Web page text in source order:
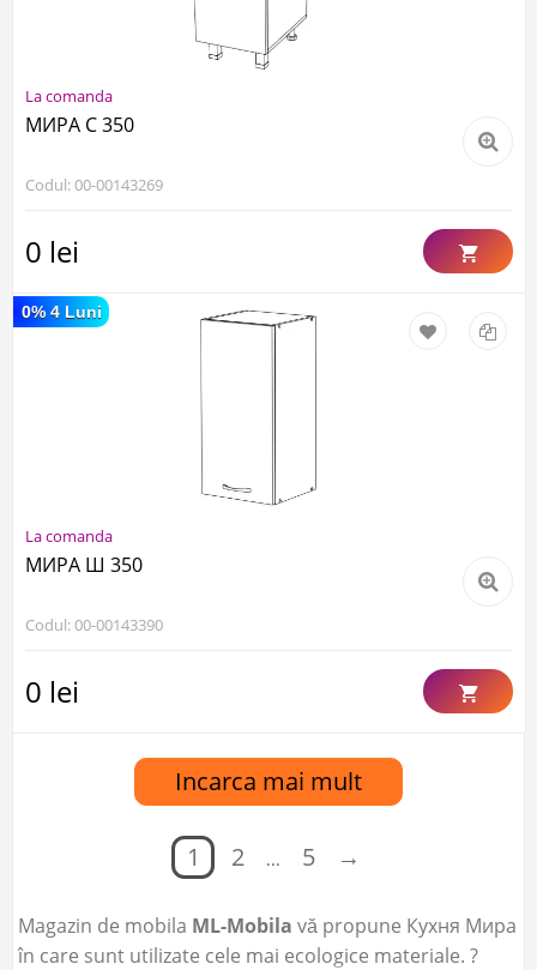
La comanda
МИРА С 350
Codul: 00-00143269
0 lei
La comanda
МИРА Ш 350
Codul: 00-00143390
0 lei
0% 4 Luni
Incarca mai mult
1 2 ... 5 →
Magazin de mobila ML-Mobila vă propune Кухня Мира
în care sunt utilizate cele mai ecologice materiale. ?